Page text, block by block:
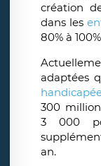
création
dans les
80% à
adaptées
300
3 000
an.